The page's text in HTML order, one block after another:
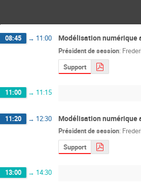
08:45 → 11:00 Modélisation numérique
Président de session:
Support
11:00 → 11:15
11:20 → 12:30 Modélisation numérique
Président de session:
Support
13:00 → 14:30